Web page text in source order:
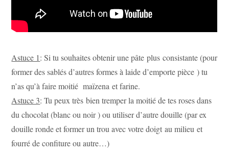
Astuce 1: Si tu souhaites obtenir une pâte plus consistante (pour
former des sablés d’autres formes à laide d’emporte pièce ) tu
n’as qu’à faire moitié maïzena et farine.
Astuce 3: Tu peux très bien tremper la moitié de tes roses dans
du chocolat (blanc ou noir ) ou utiliser d’autre douille (par ex
douille ronde et former un trou avec votre doigt au milieu et
fourré de confiture ou autre…)